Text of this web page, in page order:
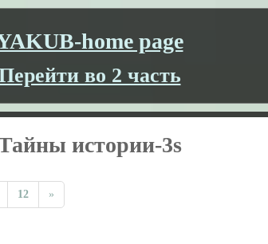
home page
во 2 часть
истории-3s
12 »